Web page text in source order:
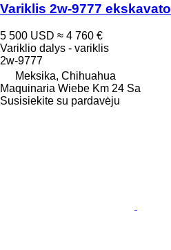
Variklis 2w-9777
5 500 USD ≈ 4 760 €
Variklio dalys - variklis
2w-9777
Meksika, Chihuahua
Maquinaria Wiebe Km 24 Sa
Susisiekite su pardavėju